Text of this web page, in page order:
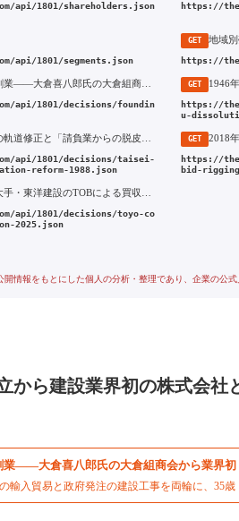
api/1801/shareholders.json https://
api/1801/segments.json
GET 地域
https://
1873年 大成建設創業——大倉喜八郎氏の大倉組商会から業界初「建設」社名の採用へ
api/1801/decisions/foundin
GET
https://
u-
api/1801/decisions/taisei-
reform-1988.json
GET
https://
bid-
api/1801/decisions/toyo-co
2025.json
開情報をもとにした個人の分析・整理であり、企業の公式
から建設業界初の株式会社
業——大倉喜八郎氏の大倉組商会から業界初
輸入貿易と政府発注の建設工事を両輪に、35